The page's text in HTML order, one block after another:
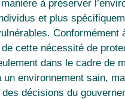
à préserver
et plus
Conformément
cette nécessité de
dans le cadre de
environnement sain,
des décisions du